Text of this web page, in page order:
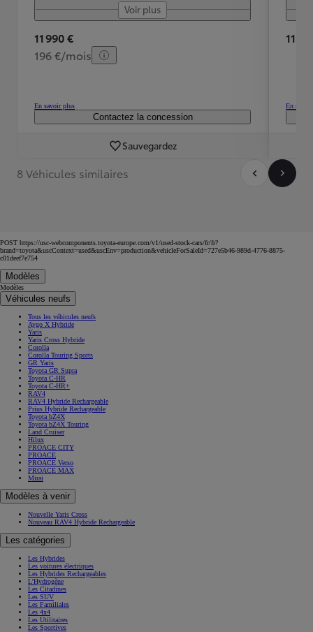
Voir plus
11 990 €
196 €/mois
En savoir plus
Contactez la concession
Sauvegardez
11
En
8 Véhicules similaires
POST https://usc-webcomponents.toyota-europe.com/v1/used-stock-cars/fr/fr?
brand=toyota&uscContext=used&uscEnv=production&vehicleForSaleId=727e5b46-989d-4776-8875-
c01deef7e754
Modèles
Modèles
Véhicules neufs
Tous les véhicules neufs
Aygo X Hybride
Yaris
Yaris Cross Hybride
Corolla
Corolla Touring Sports
GR Yaris
Toyota GR Supra
Toyota C-HR
Toyota C-HR+
RAV4
RAV4 Hybride Rechargeable
Prius Hybride Rechargeable
Toyota bZ4X
Toyota bZ4X Touring
Land Cruiser
Hilux
PROACE CITY
PROACE
PROACE Verso
PROACE MAX
Mirai
Modèles à venir
Nouvelle Yaris Cross
Nouveau RAV4 Hybride Rechargeable
Les catégories
Les Hybrides
Les voitures électriques
Les Hybrides Rechargeables
L'Hydrogène
Les Citadines
Les SUV
Les Familiales
Les 4x4
Les Utilitaires
Les Sportives